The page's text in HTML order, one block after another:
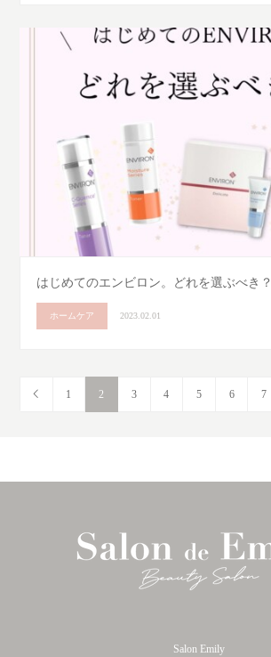
はじめてのエンビロン。どれを選ぶべき？
ホームケア 2023.02.01
1 2 3 4 5 6 7
Salon Emily